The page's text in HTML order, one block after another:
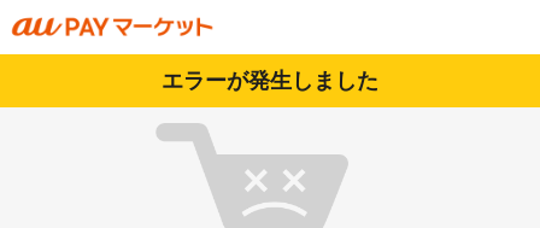
エラーが発生しました